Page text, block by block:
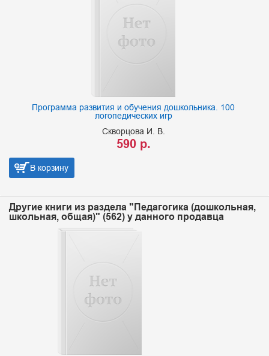
Программа развития и обучения дошкольника. 100
логопедических игр
Скворцова И. В.
590 р.
В корзину
Другие книги из раздела "Педагогика (дошкольная,
школьная, общая)" (562) у данного продавца